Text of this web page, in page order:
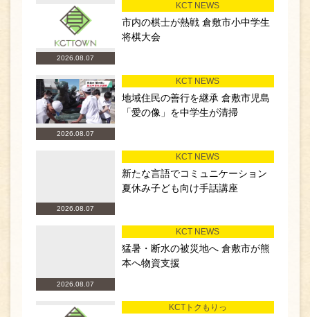
2026.08.07
KCT NEWS
市内の棋士が熱戦 倉敷市小中学生
将棋大会
2026.08.07
KCT NEWS
地域住民の善行を継承 倉敷市児島
「愛の像」を中学生が清掃
2026.08.07
KCT NEWS
新たな言語でコミュニケーション
夏休み子ども向け手話講座
2026.08.07
KCT NEWS
猛暑・断水の被災地へ 倉敷市が熊
本へ物資支援
KCTトクもりっ